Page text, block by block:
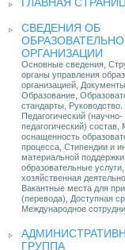
СВЕДЕНИЯ ОБ
ОРГАНИЗАЦИИ
Основные сведения,
органы управления
организацией, Документы,
Образование,
стандарты, Руководство.
Педагогический (научно-
педагогический)
оснащенность
процесса, Стипендии и
материальной
образовательные
хозяйственная
Вакантные места для
(перевода), Доступная
Международное
ГРУППА